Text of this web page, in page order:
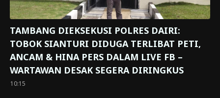
TAMBANG DIEKSEKUSI POLRES DAIRI:
TOBOK SIANTURI DIDUGA TERLIBAT PETI,
ANCAM & HINA PERS DALAM LIVE FB –
WARTAWAN DESAK SEGERA DIRINGKUS
10:15